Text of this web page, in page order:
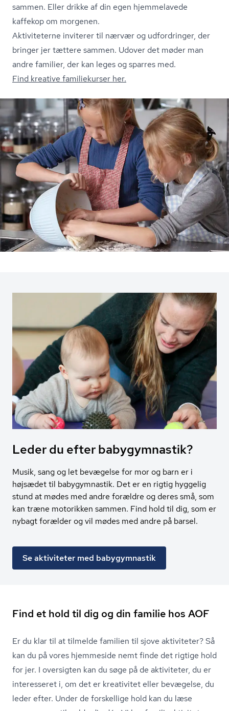
sammen. Eller drikke af din egen hjemmelavede
kaffekop om morgenen.
Aktiviteterne inviterer til nærvær og udfordringer, der
bringer jer tættere sammen. Udover det møder man
andre familier, der kan leges og sparres med.
Find kreative familiekurser her.
Leder du efter babygymnastik?
Musik, sang og let bevægelse for mor og barn er i
højsædet til babygymnastik. Det er en rigtig hyggelig
stund at mødes med andre forældre og deres små, som
kan træne motorikken sammen. Find hold til dig, som er
nybagt forælder og vil mødes med andre på barsel.
Se aktiviteter med babygymnastik
Find et hold til dig og din familie hos AOF
Er du klar til at tilmelde familien til sjove aktiviteter? Så
kan du på vores hjemmeside nemt finde det rigtige hold
for jer. I oversigten kan du søge på de aktiviteter, du er
interesseret i, om det er kreativitet eller bevægelse, du
leder efter. Under de forskellige hold kan du læse